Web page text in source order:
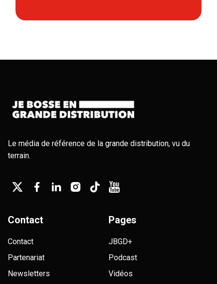
Le média de référence de la grande distribution, vu du
terrain.
Contact
Contact
Partenariat
Newsletters
Pages
JBGD+
Podcast
Vidéos